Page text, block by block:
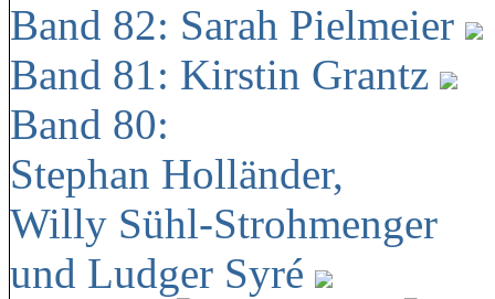
Band 82: Sarah Pielmeier
Band 81: Kirstin Grantz
Band 80:
Stephan Holländer,
Willy Sühl-Strohmenger
und Ludger Syré